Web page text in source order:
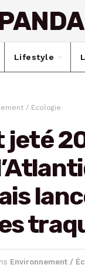
Lifestyle
/ Écologie
jeté
Environnement /